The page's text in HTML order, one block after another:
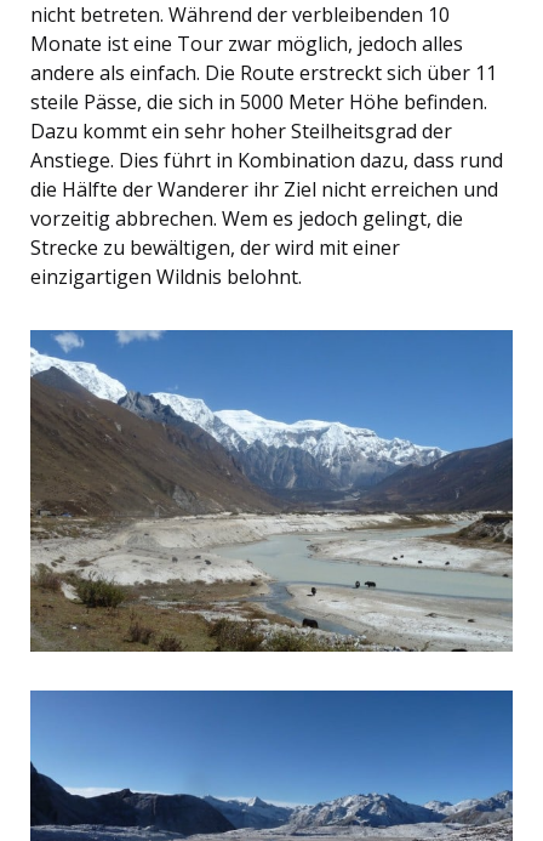
nicht betreten. Während der verbleibenden 10
Monate ist eine Tour zwar möglich, jedoch alles
andere als einfach. Die Route erstreckt sich über 11
steile Pässe, die sich in 5000 Meter Höhe befinden.
Dazu kommt ein sehr hoher Steilheitsgrad der
Anstiege. Dies führt in Kombination dazu, dass rund
die Hälfte der Wanderer ihr Ziel nicht erreichen und
vorzeitig abbrechen. Wem es jedoch gelingt, die
Strecke zu bewältigen, der wird mit einer
einzigartigen Wildnis belohnt.